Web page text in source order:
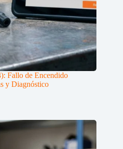
Fallo de Encendido
y Diagnóstico